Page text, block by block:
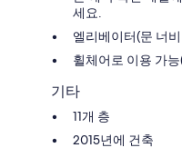
세요.
엘리베이터(문 너
휠체어로 이용 가
기타
11개 층
2015년에 건축